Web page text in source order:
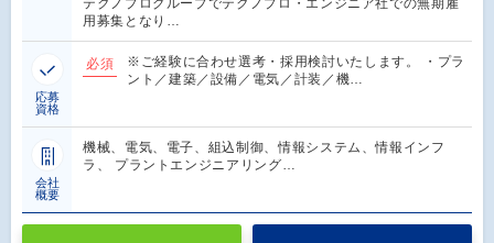
テクノプログループでテクノプロ・エンジニア社での無期雇
用募集となり…
応募
資格
必須
※ご経験に合わせ選考・採用検討いたします。 ・プラ
ント／建築／設備／電気／計装／機…
会社
概要
機械、電気、電子、組込制御、情報システム、情報インフ
ラ、 プラントエンジニアリング…